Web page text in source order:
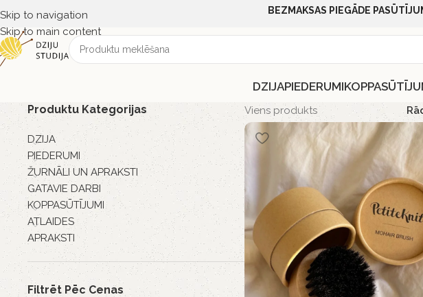
Skip to navigation
Skip to main content
BEZMAKSAS PIEGĀDE
DZIJAPIEDERUMI
Produktu Kategorijas
DZIJA
PIEDERUMI
ŽURNĀLI UN APRAKSTI
GATAVIE DARBI
KOPPASŪTĪJUMI
ATLAIDES
APRAKSTI
Filtrēt Pēc Cenas
Viens produkts